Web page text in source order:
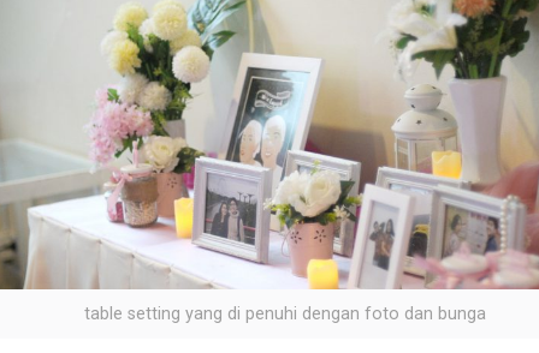
table setting yang di penuhi dengan foto dan bunga